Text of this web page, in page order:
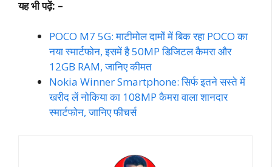
यह भी पढ़ें: –
POCO M7 5G: माटीमोल दामों में बिक रहा POCO का
नया स्मार्टफोन, इसमें है 50MP डिजिटल कैमरा और
12GB RAM, जानिए कीमत
Nokia Winner Smartphone: सिर्फ इतने सस्ते में
खरीद लें नोकिया का 108MP कैमरा वाला शानदार
स्मार्टफोन, जानिए फीचर्स